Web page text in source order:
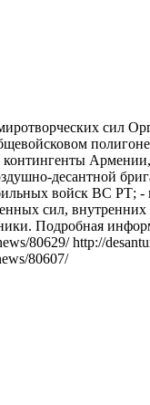
сил
Армении,
десантной
войск ВС РТ; -
сил,
Подробная
80629/ http://
80607/